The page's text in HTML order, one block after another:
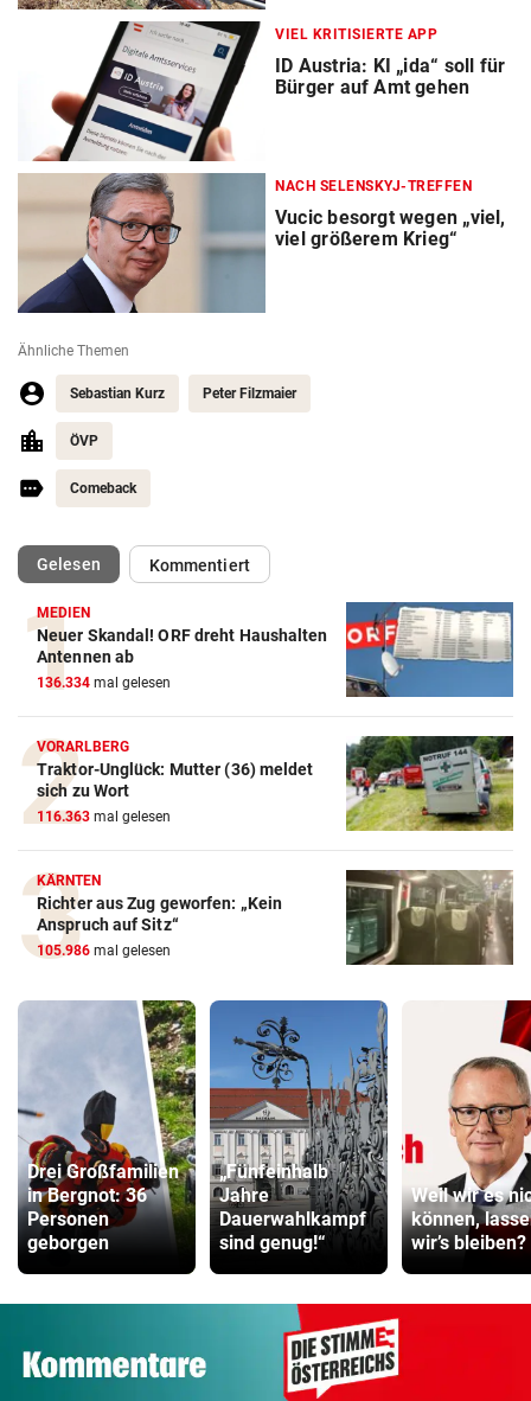
VIEL KRITISIERTE APP
ID Austria: KI „ida“ soll für
Bürger auf Amt gehen
NACH SELENSKYJ-TREFFEN
Vucic besorgt wegen „viel,
viel größerem Krieg“
Ähnliche Themen
Sebastian Kurz Peter Filzmaier
ÖVP
Comeback
Gelesen(ausgewählt)Kommentiert
MEDIEN
Neuer Skandal! ORF dreht Haushalten
Antennen ab
136.334 mal gelesen
VORARLBERG
Traktor-Unglück: Mutter (36) meldet
sich zu Wort
116.363 mal gelesen
KÄRNTEN
Richter aus Zug geworfen: „Kein
Anspruch auf Sitz“
105.986 mal gelesen
Drei Großfamilien
in Bergnot: 36
Personen
geborgen
„Fünfeinhalb
Jahre
Dauerwahlkampf
sind genug!“
Weil wir es
können,
wir’s bleiben?